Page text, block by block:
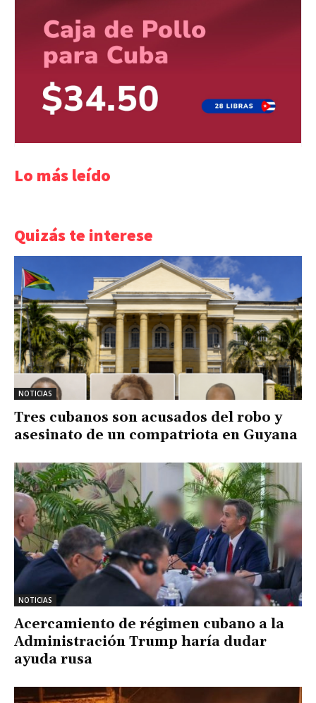
Lo más leído
Quizás te interese
NOTICIAS
Tres cubanos son acusados del robo y
asesinato de un compatriota en Guyana
NOTICIAS
Acercamiento de régimen cubano a la
Administración Trump haría dudar
ayuda rusa